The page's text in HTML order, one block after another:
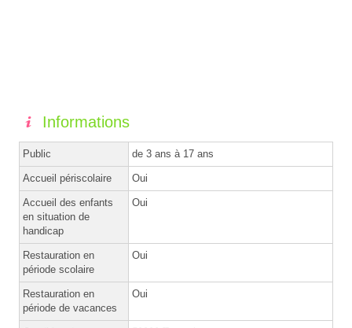
Informations
Public de 3 ans à 17 ans
Accueil périscolaire Oui
Accueil des enfants
en situation de
handicap
Oui
Restauration en
période scolaire
Oui
Restauration en
période de vacances
Oui